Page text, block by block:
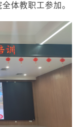
体教职工参加。